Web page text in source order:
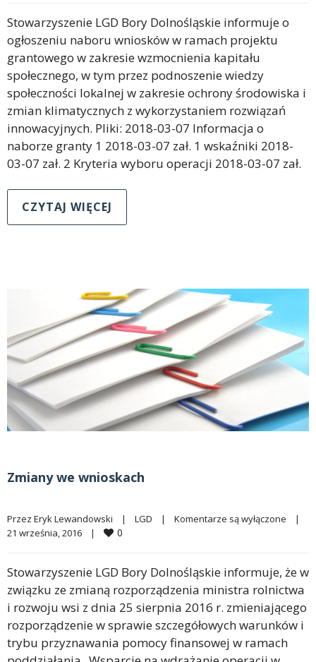
Stowarzyszenie LGD Bory Dolnośląskie informuje o
ogłoszeniu naboru wniosków w ramach projektu
grantowego w zakresie wzmocnienia kapitału
społecznego, w tym przez podnoszenie wiedzy
społeczności lokalnej w zakresie ochrony środowiska i
zmian klimatycznych z wykorzystaniem rozwiązań
innowacyjnych. Pliki: 2018-03-07 Informacja o
naborze granty 1 2018-03-07 zał. 1 wskaźniki 2018-
03-07 zał. 2 Kryteria wyboru operacji 2018-03-07 zał.
CZYTAJ WIĘCEJ
Zmiany we wnioskach
Przez Eryk Lewandowski | LGD | Komentarze są wyłączone
|
21 września, 2016
| 0
Stowarzyszenie LGD Bory Dolnośląskie informuje, że w
związku ze zmianą rozporządzenia ministra rolnictwa
i rozwoju wsi z dnia 25 sierpnia 2016 r. zmieniającego
rozporządzenie w sprawie szczegółowych warunków i
trybu przyznawania pomocy finansowej w ramach